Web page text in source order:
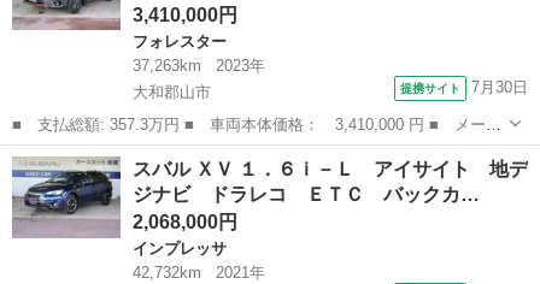
3,410,000円
フォレスター
37,263km
2023年
大和郡山市
提携サイト 7月30日
■ 支払総額: 357.3万円 ■ 車両本体価格： 3,410,000 円 ■ メーカ
ー名： スバル ■ 車種名： フォレスター ■ グレード名： Ｘ－
ＢＲＥＡＫ ＳＤ地デジナビ ＥＴＣ バックカメラ サイドカメ
ラ ＳＲＨ...
奈良 大和郡山市 フォレスター
スバル ＸＶ １．６ｉ－Ｌ アイサイト 地デ
ジナビ ドラレコ ＥＴＣ バックカ…
2,068,000円
インプレッサ
42,732km
2021年